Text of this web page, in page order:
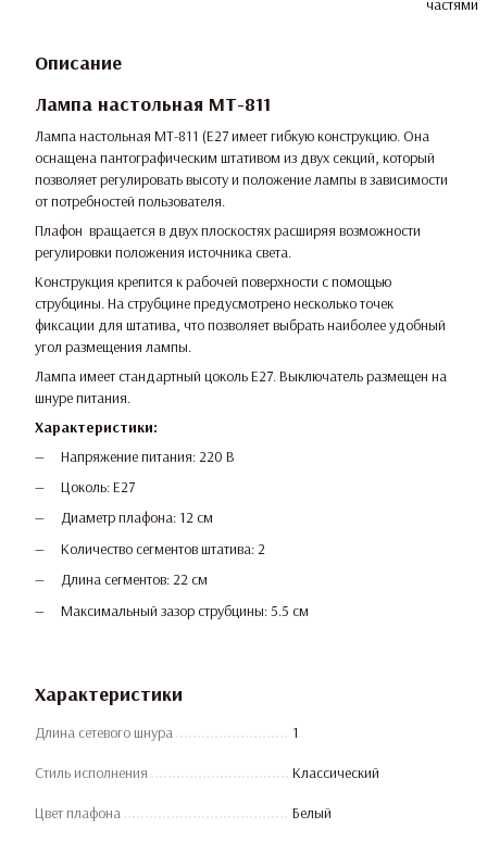
Описание
Лампа настольная MT-811
Лампа настольная MT-811 (E27 имеет гибкую конструкцию. Она
оснащена пантографическим штативом из двух секций, который
позволяет регулировать высоту и положение лампы в зависимости
от потребностей пользователя.
Плафон вращается в двух плоскостях расширяя возможности
регулировки положения источника света.
Конструкция крепится к рабочей поверхности с помощью
струбцины. На струбцине предусмотрено несколько точек
фиксации для штатива, что позволяет выбрать наиболее удобный
угол размещения лампы.
Лампа имеет стандартный цоколь E27. Выключатель размещен на
шнуре питания.
Характеристики:
Напряжение питания: 220 В
Цоколь: E27
Диаметр плафона: 12 см
Количество сегментов штатива: 2
Длина сегментов: 22 см
Максимальный зазор струбцины: 5.5 см
Характеристики
Длина сетевого шнура 1
Стиль исполнения Классический
Цвет плафона Белый